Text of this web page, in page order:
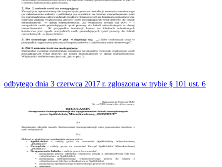
odbytego dnia 3 czerwca 2017 r. zgłoszona w trybie § 101 ust. 6